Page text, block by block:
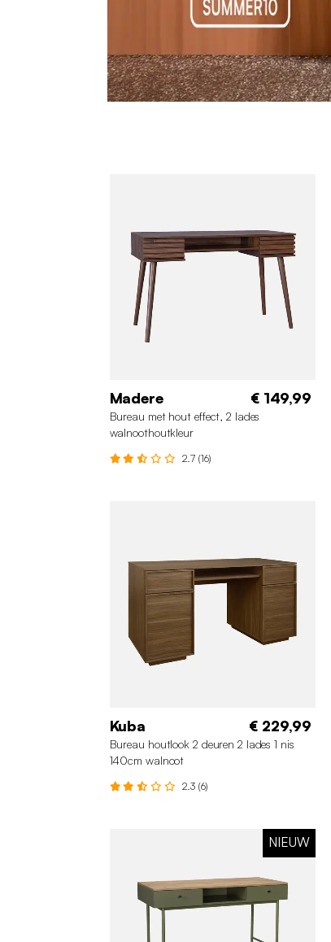
Madere € 149,99
Bureau met hout effect, 2 lades
walnoothoutkleur
2.7 (16)
Kuba € 229,99
Bureau houtlook 2 deuren 2 lades 1 nis
140cm walnoot
2.3 (6)
NIEUW